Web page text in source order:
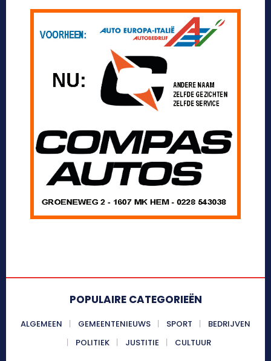
POPULAIRE CATEGORIEËN
ALGEMEEN GEMEENTENIEUWS SPORT
BEDRIJVEN
POLITIEK
JUSTITIE CULTUUR